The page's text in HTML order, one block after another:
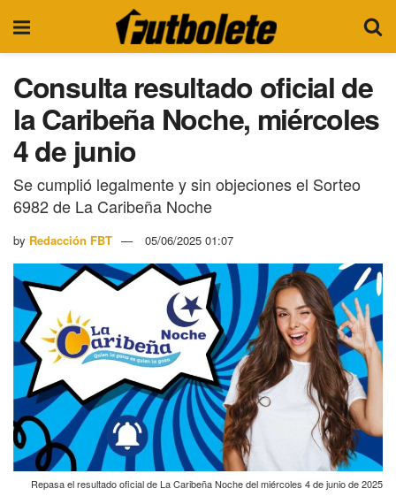
Consulta resultado oficial de
la Caribeña Noche, miércoles
4 de junio
Se cumplió legalmente y sin objeciones el Sorteo
6982 de La Caribeña Noche
by Redacción FBT 05/06/2025 01:07
Repasa el resultado oficial de La Caribeña Noche del miércoles 4 de junio de 2025